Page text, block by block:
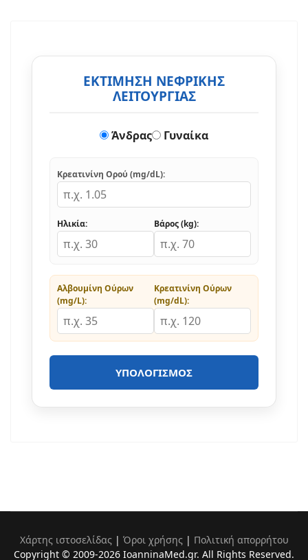
ΕΚΤΙΜΗΣΗ ΝΕΦΡΙΚΗΣ
ΛΕΙΤΟΥΡΓΙΑΣ
Άνδρας Γυναίκα
Κρεατινίνη Ορού (mg/dL):
Ηλικία: Βάρος (kg):
Αλβουμίνη Ούρων
(mg/L):
Κρεατινίνη Ούρων
(mg/dL):
ΥΠΟΛΟΓΙΣΜΌΣ
Χάρτης ιστοσελίδας| Όροι χρήσης| Πολιτική απορρήτου
Copyright © 2009-2026 IoanninaMed.gr. All Rights Reserved.